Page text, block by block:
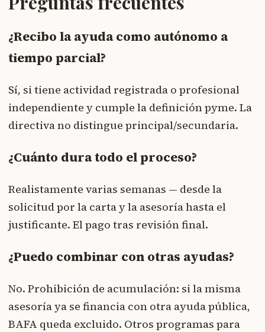
¿Recibo la ayuda como autónomo a
tiempo parcial?
Sí, si tiene actividad registrada o profesional
independiente y cumple la definición pyme. La
directiva no distingue principal/secundaria.
¿Cuánto dura todo el proceso?
Realistamente varias semanas — desde la
solicitud por la carta y la asesoría hasta el
justificante. El pago tras revisión final.
¿Puedo combinar con otras ayudas?
No. Prohibición de acumulación: si la misma
asesoría ya se financia con otra ayuda pública,
BAFA queda excluido. Otros programas para